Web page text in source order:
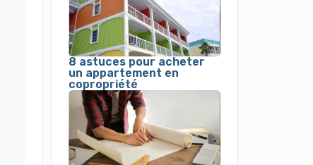
8 astuces pour acheter
un appartement en
copropriété